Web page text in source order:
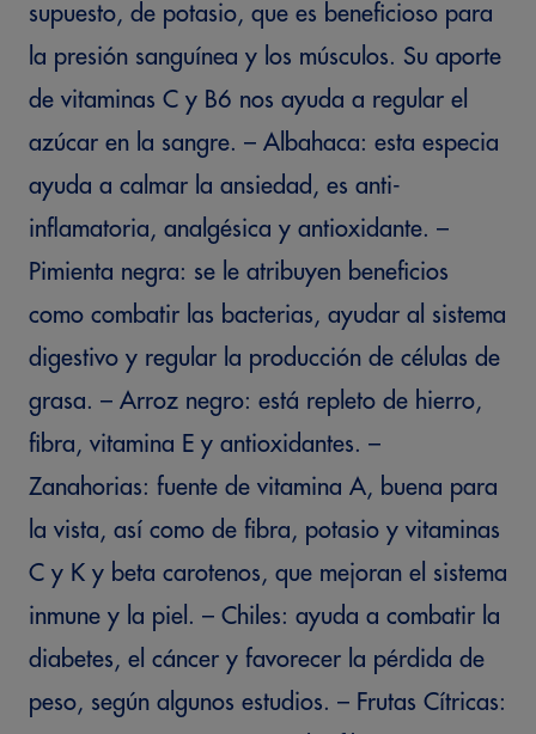
supuesto, de potasio, que es beneficioso para
la presión sanguínea y los músculos. Su aporte
de vitaminas C y B6 nos ayuda a regular el
azúcar en la sangre. – Albahaca: esta especia
ayuda a calmar la ansiedad, es anti-
inflamatoria, analgésica y antioxidante. –
Pimienta negra: se le atribuyen beneficios
como combatir las bacterias, ayudar al sistema
digestivo y regular la producción de células de
grasa. – Arroz negro: está repleto de hierro,
fibra, vitamina E y antioxidantes. –
Zanahorias: fuente de vitamina A, buena para
la vista, así como de fibra, potasio y vitaminas
C y K y beta carotenos, que mejoran el sistema
inmune y la piel. – Chiles: ayuda a combatir la
diabetes, el cáncer y favorecer la pérdida de
peso, según algunos estudios. – Frutas Cítricas: